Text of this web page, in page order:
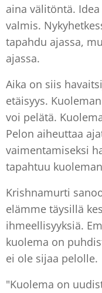
aina välitöntä.
valmis.
tapahdu ajassa,
ajassa.
Aika on siis
etäisyys.
voi pelätä.
Pelon aiheuttaa
vaimentamiseksi
tapahtuu
Krishnamurti
elämme täysillä
ihmeellisyyksiä.
kuolema on
ei ole sijaa pelolle.
"Kuolema on